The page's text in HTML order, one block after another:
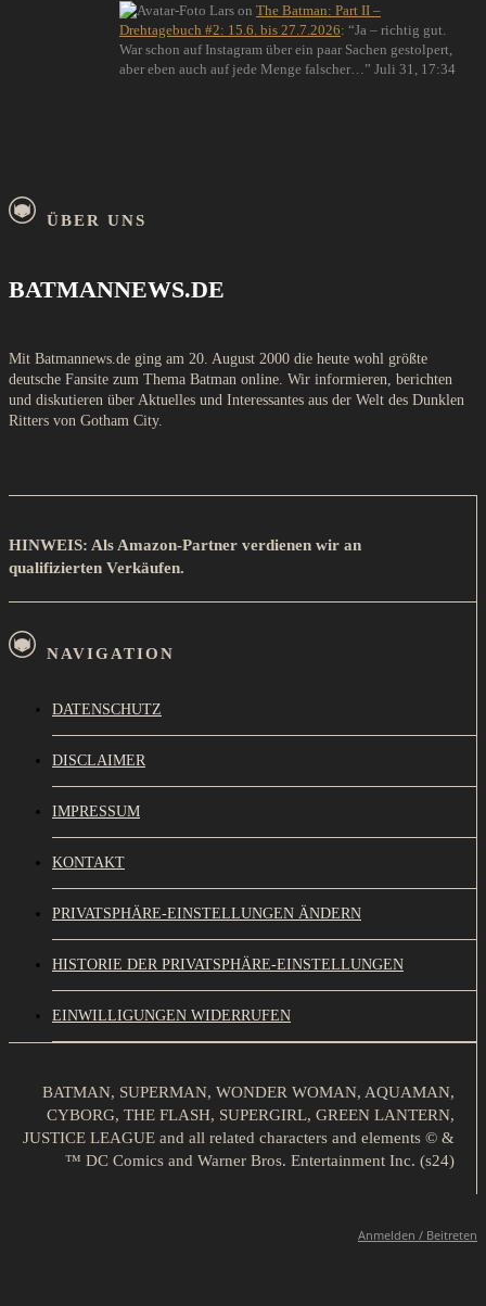
Lars on The Batman: Part II –
Drehtagebuch #2: 15.6. bis 27.7.2026: “Ja – richtig gut.
War schon auf Instagram über ein paar Sachen gestolpert,
aber eben auch auf jede Menge falscher… ” Juli 31, 17:34
ÜBER UNS
BATMANNEWS.DE
Mit Batmannews.de ging am 20. August 2000 die heute wohl größte
deutsche Fansite zum Thema Batman online. Wir informieren, berichten
und diskutieren über Aktuelles und Interessantes aus der Welt des Dunklen
Ritters von Gotham City.
HINWEIS: Als Amazon-Partner verdienen wir an
qualifizierten Verkäufen.
NAVIGATION
DATENSCHUTZ
DISCLAIMER
IMPRESSUM
KONTAKT
PRIVATSPHÄRE-EINSTELLUNGEN ÄNDERN
HISTORIE DER PRIVATSPHÄRE-EINSTELLUNGEN
EINWILLIGUNGEN WIDERRUFEN
BATMAN, SUPERMAN, WONDER WOMAN, AQUAMAN,
CYBORG, THE FLASH, SUPERGIRL, GREEN LANTERN,
JUSTICE LEAGUE and all related characters and elements © &
™ DC Comics and Warner Bros. Entertainment Inc. (s24)
Anmelden / Beitreten